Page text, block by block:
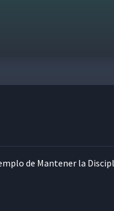
de Man­ten­er la